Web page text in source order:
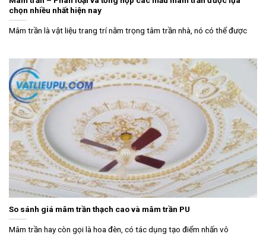
chọn nhiều nhất hiện nay
Mâm trần là vật liệu trang trí nằm trọng tâm trần nhà, nó có thể được
So sánh giá mâm trần thạch cao và mâm trần PU
Mâm trần hay còn gọi là hoa đèn, có tác dụng tạo điểm nhấn vô